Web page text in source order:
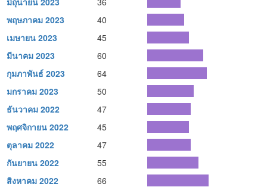
พฤษภาคม 2023
40
เมษายน 2023
45
มีนาคม 2023
60
กุมภาพันธ์ 2023
64
มกราคม 2023
50
ธันวาคม 2022
47
พฤศจิกายน 2022
45
ตุลาคม 2022
47
กันยายน 2022
55
สิงหาคม 2022
66